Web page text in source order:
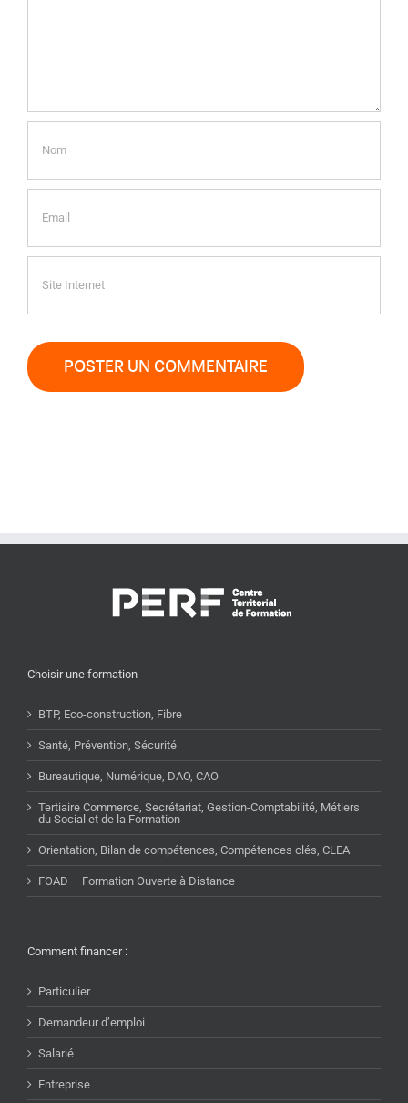
Choisir une formation
BTP, Eco-construction, Fibre
Santé, Prévention, Sécurité
Bureautique, Numérique, DAO, CAO
Tertiaire Commerce, Secrétariat, Gestion-Comptabilité, Métiers
du Social et de la Formation
Orientation, Bilan de compétences, Compétences clés, CLEA
FOAD – Formation Ouverte à Distance
Comment financer :
Particulier
Demandeur d’emploi
Salarié
Entreprise